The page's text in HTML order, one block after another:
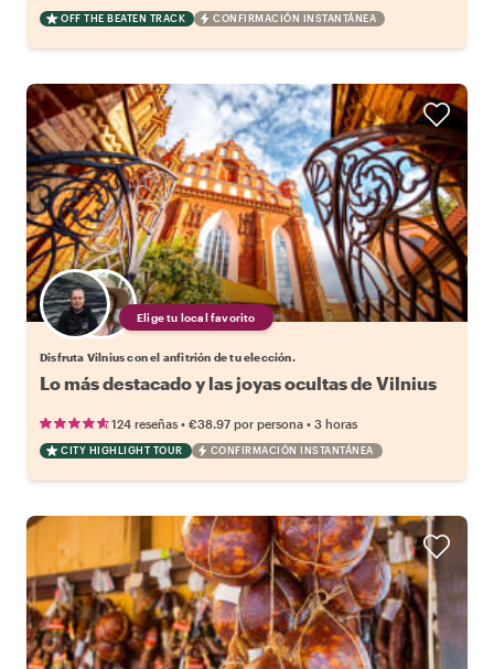
OFF THE BEATEN TRACK CONFIRMACIÓN INSTANTÁNEA
Elige tu local favorito
Disfruta Vilnius con el anfitrión de tu elección.
Lo más destacado y las joyas ocultas de Vilnius
124 reseñas • €38.97 por persona • 3 horas
CITY HIGHLIGHT TOUR CONFIRMACIÓN INSTANTÁNEA